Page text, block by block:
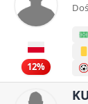
12%